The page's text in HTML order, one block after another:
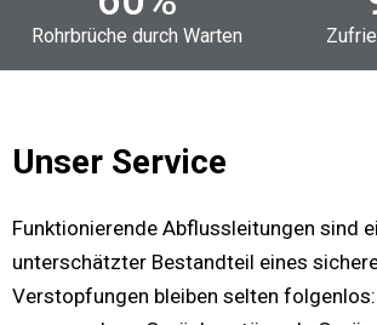
Rohrbrüche durch Warten
Unser Service
Funktionierende Abflussleitungen sind
unterschätzter Bestandteil eines
Verstopfungen bleiben selten folgenlos: